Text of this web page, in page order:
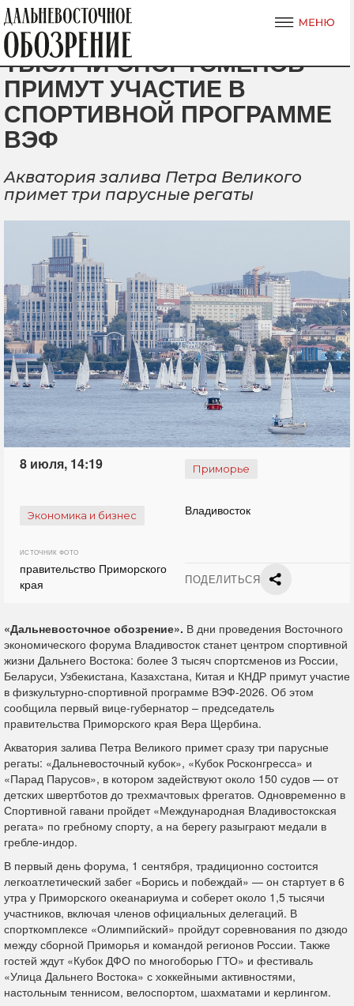
ТЫСЯЧИ СПОРТСМЕНОВ
ПРИМУТ УЧАСТИЕ В
СПОРТИВНОЙ ПРОГРАММЕ
ВЭФ
Акватория залива Петра Великого
примет три парусные регаты
8 июля, 14:19 Приморье
Экономика и бизнес Владивосток
ИСТОЧНИК ФОТО
правительство Приморского
края
ПОДЕЛИТЬСЯ
«Дальневосточное обозрение». В дни проведения Восточного
экономического форума Владивосток станет центром спортивной
жизни Дальнего Востока: более 3 тысяч спортсменов из России,
Беларуси, Узбекистана, Казахстана, Китая и КНДР примут участие
в физкультурно-спортивной программе ВЭФ-2026. Об этом
сообщила первый вице-губернатор – председатель
правительства Приморского края Вера Щербина.
Акватория залива Петра Великого примет сразу три парусные
регаты: «Дальневосточный кубок», «Кубок Росконгресса» и
«Парад Парусов», в котором задействуют около 150 судов — от
детских швертботов до трехмачтовых фрегатов. Одновременно в
Спортивной гавани пройдет «Международная Владивостокская
регата» по гребному спорту, а на берегу разыграют медали в
гребле-индор.
В первый день форума, 1 сентября, традиционно состоится
легкоатлетический забег «Борись и побеждай» — он стартует в 6
утра у Приморского океанариума и соберет около 1,5 тысячи
участников, включая членов официальных делегаций. В
спорткомплексе «Олимпийский» пройдут соревнования по дзюдо
между сборной Приморья и командой регионов России. Также
гостей ждут «Кубок ДФО по многоборью ГТО» и фестиваль
«Улица Дальнего Востока» с хоккейными активностями,
настольным теннисом, велоспортом, шахматами и керлингом.